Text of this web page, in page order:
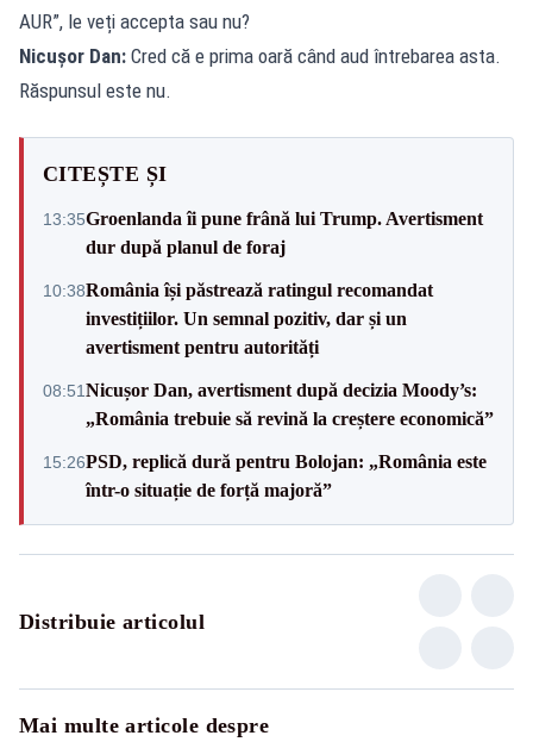
AUR”, le veți accepta sau nu?
Nicușor Dan: Cred că e prima oară când aud întrebarea asta.
Răspunsul este nu.
CITEȘTE ȘI
13:35Groenlanda îi pune frână lui Trump. Avertisment
dur după planul de foraj
10:38România își păstrează ratingul recomandat
investițiilor. Un semnal pozitiv, dar și un
avertisment pentru autorități
08:51Nicușor Dan, avertisment după decizia Moody’s:
„România trebuie să revină la creștere economică”
15:26PSD, replică dură pentru Bolojan: „România este
într-o situație de forță majoră”
Distribuie articolul
Mai multe articole despre